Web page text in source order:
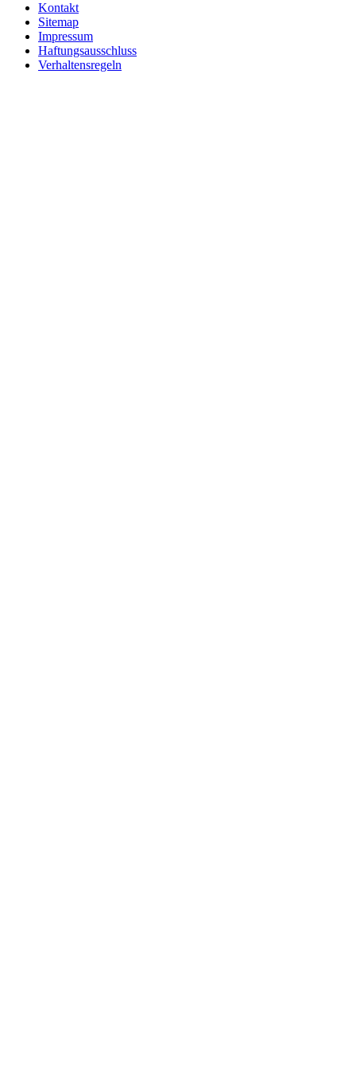
Kontakt
Sitemap
Impressum
Haftungsausschluss
Verhaltensregeln